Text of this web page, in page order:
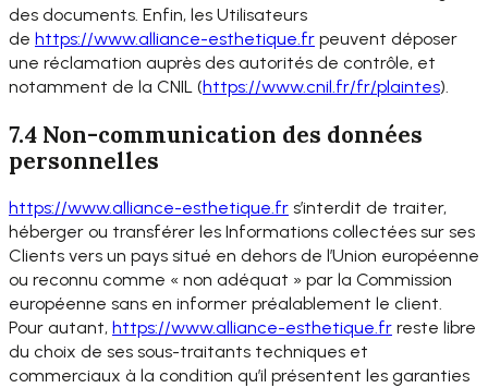
des documents. Enfin, les Utilisateurs
de https://www.alliance-esthetique.fr peuvent déposer
une réclamation auprès des autorités de contrôle, et
notamment de la CNIL (https://www.cnil.fr/fr/plaintes).
7.4 Non-communication des données
personnelles
https://www.alliance-esthetique.fr s’interdit de traiter,
héberger ou transférer les Informations collectées sur ses
Clients vers un pays situé en dehors de l’Union européenne
ou reconnu comme « non adéquat » par la Commission
européenne sans en informer préalablement le client.
Pour autant, https://www.alliance-esthetique.fr reste libre
du choix de ses sous-traitants techniques et
commerciaux à la condition qu’il présentent les garanties